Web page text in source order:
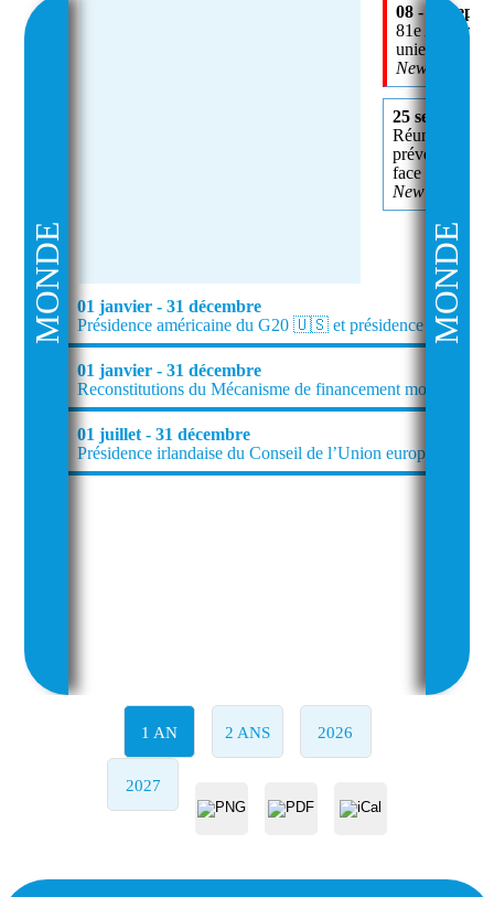
MONDE MONDE
08 - 22
81e
unies
New York,
25 septembre
Réunion de
prévention, la
face aux
New York,
01 janvier - 31 décembre
Présidence américaine du G20 🇺🇸 et présidence
01 janvier - 31 décembre
Reconstitutions du Mécanisme de financement mondial
01 juillet - 31 décembre
Présidence irlandaise du Conseil de l’Union européenne
1 AN 2 ANS 2026
2027